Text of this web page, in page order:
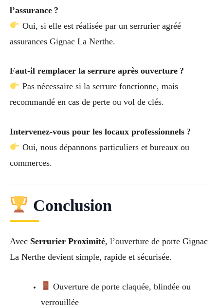
l’assurance ?
Oui, si elle est réalisée par un serrurier agréé
assurances Gignac La Nerthe.
Faut-il remplacer la serrure après ouverture ?
Pas nécessaire si la serrure fonctionne, mais
recommandé en cas de perte ou vol de clés.
Intervenez-vous pour les locaux professionnels ?
Oui, nous dépannons particuliers et bureaux ou
commerces.
Conclusion
Avec Serrurier Proximité, l’ouverture de porte Gignac
La Nerthe devient simple, rapide et sécurisée.
Ouverture de porte claquée, blindée ou
verrouillée